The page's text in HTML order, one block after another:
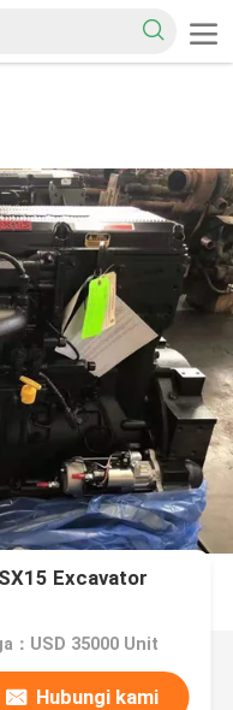
Excavator
：USD 35000 Unit
Hubungi kami